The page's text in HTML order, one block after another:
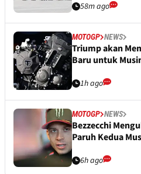
58m ago
MOTOGP NEWS
Triump akan
Baru untuk
1h ago
MOTOGP NEWS
Bezzecchi
Paruh Kedua
6h ago